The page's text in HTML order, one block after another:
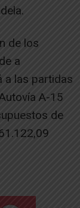
de los
a
a las partidas
A-15
de